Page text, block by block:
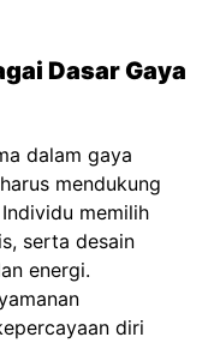
Dasar Gaya
dalam gaya
mendukung
memilih
serta desain
energi.
diri